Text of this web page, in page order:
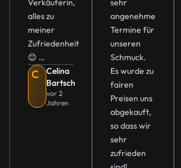
Verkäuferin,
alles zu
meiner
Zufriedenheit
😊 …
C
Celina
Bartsch
vor 2
Jahren
sehr
angenehme
Termine für
unseren
Schmuck.
Es wurde zu
fairen
Preisen uns
abgekauft,
so dass wir
sehr
zufrieden